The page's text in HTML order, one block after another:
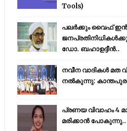
Tools)
പലർക്കും വൈഫ്
ഡോ. ബഹാഉദ്ദീൻ..
നവീന വാദികൾ മത
നൽകുന്നു:
പ്രണയ വിവാഹം 4
മരിക്കാൻ പോകുന്നു..